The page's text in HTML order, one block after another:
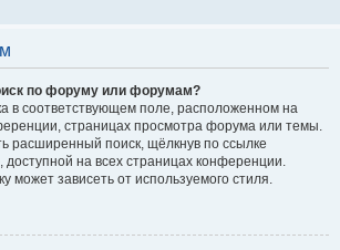
по форуму или форумам?
в соответствующем поле, расположенном на
страницах просмотра форума или темы.
расширенный поиск, щёлкнув по ссылке
на всех страницах конференции.
может зависеть от используемого стиля.